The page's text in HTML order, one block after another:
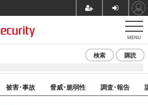
MENU
検索 購読
被害･事故 脅威･脆弱性 調査･報告